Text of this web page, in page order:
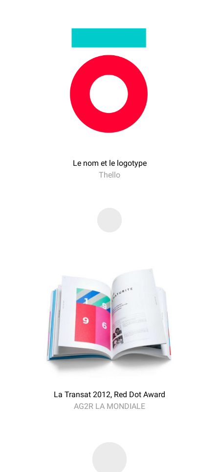
Le nom et le logotype
Thello
La Transat 2012, Red Dot Award
AG2R LA MONDIALE